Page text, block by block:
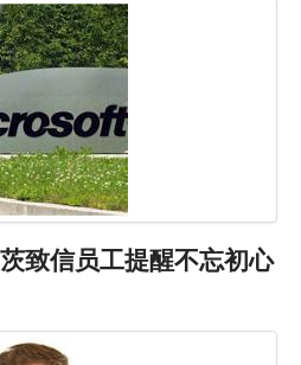
致信员工提醒不忘初心